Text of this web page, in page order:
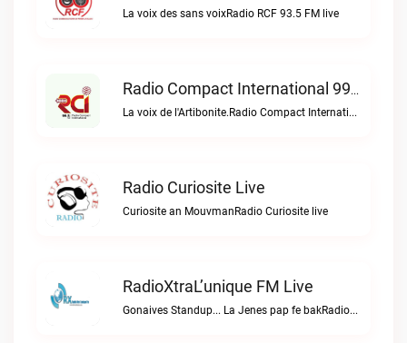
La voix des sans voixRadio RCF 93.5 FM live
Radio Compact International 99.5 FM Live
La voix de l'Artibonite.Radio Compact International 99.5 FM live
Radio Curiosite Live
Curiosite an MouvmanRadio Curiosite live
RadioXtraL’unique FM Live
Gonaives Standup... La Jenes pap fe bakRadioXtraL’unique FM live